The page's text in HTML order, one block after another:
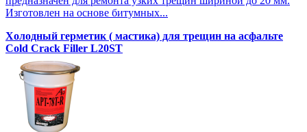
Изготовлен на основе битумных...
Холодный герметик ( мастика) для трещин на асфальте
Cold Crack Filler L20SТ